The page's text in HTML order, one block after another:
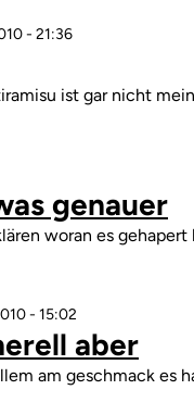
- 21:36
ja
gut
überprüft)
ist gar nicht
genauer
woran es gehapert
- 15:02
auf
Kannst
aber
am geschmack es